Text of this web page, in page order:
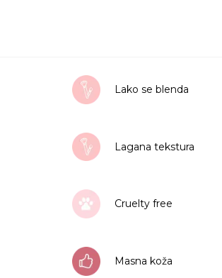
Lako se blenda
Lagana tekstura
Cruelty free
Masna koža